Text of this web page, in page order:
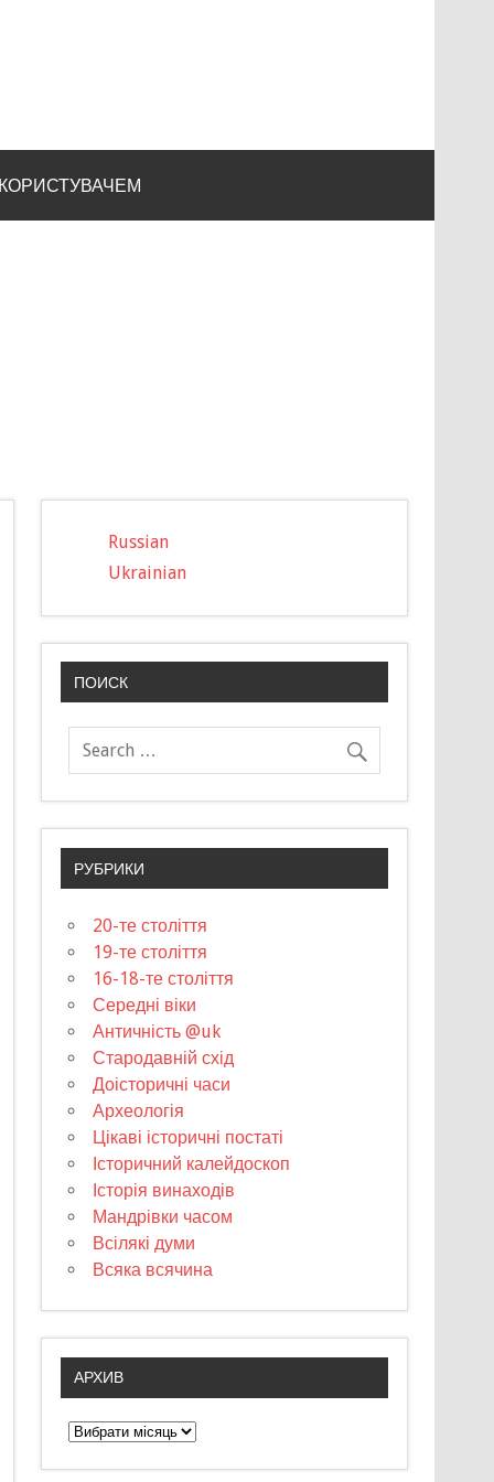
Russian
Ukrainian
ПОИСК
РУБРИКИ
20-те століття
19-те століття
16-18-те століття
Середні віки
Античність @uk
Стародавній схід
Доісторичні часи
Археологія
Цікаві історичні постаті
Історичний калейдоскоп
Історія винаходів
Мандрівки часом
Всілякі думи
Всяка всячина
АРХИВ
А
р
х